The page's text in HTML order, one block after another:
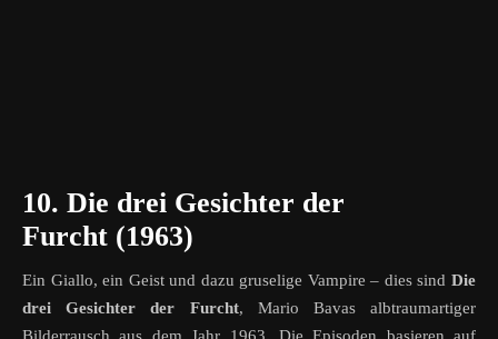
10. Die drei Gesichter der
Furcht (1963)
Ein Giallo, ein Geist und dazu gruselige Vampire – dies sind Die
drei Gesichter der Furcht, Mario Bavas albtraumartiger